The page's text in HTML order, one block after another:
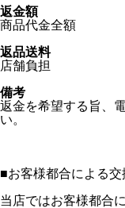
返金額
商品代金全額
返品送料
店舗負担
備考
返金を希望する旨、
い。
■お客様都合による交
当店ではお客様都合